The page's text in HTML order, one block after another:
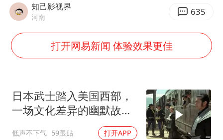
杭州全市有序停课
商场现钱学森巨幅海报 负责人回应
全民健身事业高质量发展
台当局重金为“台独”织“皇帝新衣”
几元成本的AI广告导致千万市值蒸发
知己影视界
河南 635
打开网易新闻 体验效果更佳
日本武士踏入美国西部，
一场文化差异的幽默故事
低声不下气 59跟贴 打开APP